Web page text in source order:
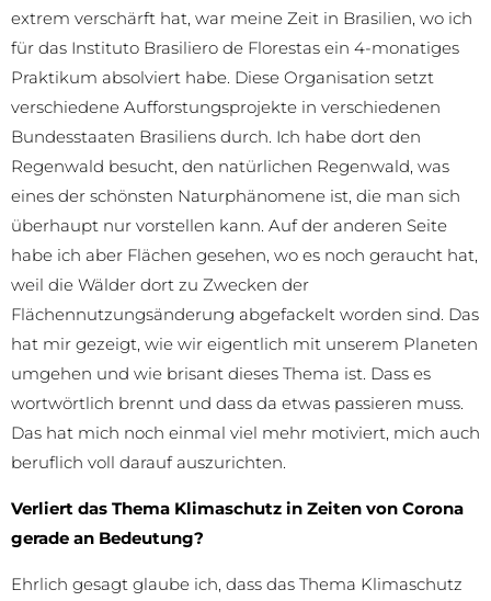
extrem verschärft hat, war meine Zeit in Brasilien, wo ich
für das Instituto Brasiliero de Florestas ein 4-monatiges
Praktikum absolviert habe. Diese Organisation setzt
verschiedene Aufforstungsprojekte in verschiedenen
Bundesstaaten Brasiliens durch. Ich habe dort den
Regenwald besucht, den natürlichen Regenwald, was
eines der schönsten Naturphänomene ist, die man sich
überhaupt nur vorstellen kann. Auf der anderen Seite
habe ich aber Flächen gesehen, wo es noch geraucht hat,
weil die Wälder dort zu Zwecken der
Flächennutzungsänderung abgefackelt worden sind. Das
hat mir gezeigt, wie wir eigentlich mit unserem Planeten
umgehen und wie brisant dieses Thema ist. Dass es
wortwörtlich brennt und dass da etwas passieren muss.
Das hat mich noch einmal viel mehr motiviert, mich auch
beruflich voll darauf auszurichten.
Verliert das Thema Klimaschutz in Zeiten von Corona
gerade an Bedeutung?
Ehrlich gesagt glaube ich, dass das Thema Klimaschutz